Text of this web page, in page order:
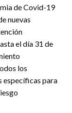
de Covid-19
nuevas
el día 31 de
los
específicas para